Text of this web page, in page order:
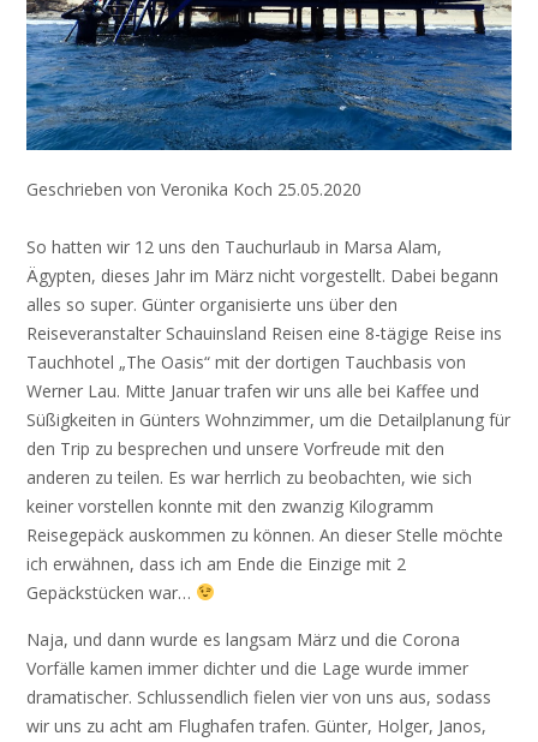
Geschrieben von Veronika Koch 25.05.2020
So hatten wir 12 uns den Tauchurlaub in Marsa Alam,
Ägypten, dieses Jahr im März nicht vorgestellt. Dabei begann
alles so super. Günter organisierte uns über den
Reiseveranstalter Schauinsland Reisen eine 8-tägige Reise ins
Tauchhotel „The Oasis“ mit der dortigen Tauchbasis von
Werner Lau. Mitte Januar trafen wir uns alle bei Kaffee und
Süßigkeiten in Günters Wohnzimmer, um die Detailplanung für
den Trip zu besprechen und unsere Vorfreude mit den
anderen zu teilen. Es war herrlich zu beobachten, wie sich
keiner vorstellen konnte mit den zwanzig Kilogramm
Reisegepäck auskommen zu können. An dieser Stelle möchte
ich erwähnen, dass ich am Ende die Einzige mit 2
Gepäckstücken war…
Naja, und dann wurde es langsam März und die Corona
Vorfälle kamen immer dichter und die Lage wurde immer
dramatischer. Schlussendlich fielen vier von uns aus, sodass
wir uns zu acht am Flughafen trafen. Günter, Holger, Janos,